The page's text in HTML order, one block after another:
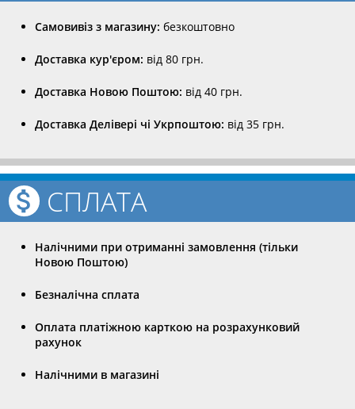
Самовивіз з магазину: безкоштовно
Доставка кур'єром: від 80 грн.
Доставка Новою Поштою: від 40 грн.
Доставка Делівері чі Укрпоштою: від 35 грн.
СПЛАТА
Налічними при отриманні замовлення (тільки
Новою Поштою)
Безналічна сплата
Оплата платіжною карткою на розрахунковий
рахунок
Налічними в магазині